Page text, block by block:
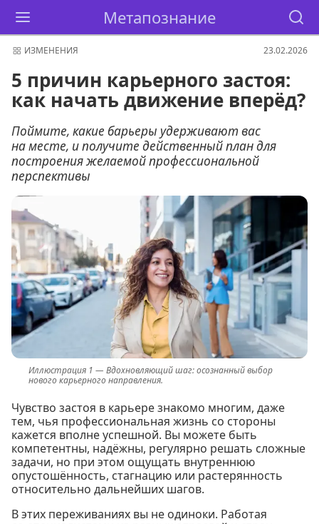
Метапознание
ИЗМЕНЕНИЯ 23.02.2026
5 причин карьерного застоя:
как начать движение вперёд?
Поймите, какие барьеры удерживают вас
на месте, и получите действенный план для
построения желаемой профессиональной
перспективы
Вдохновляющий шаг: осознанный выбор
нового карьерного направления.
Чувство застоя в карьере знакомо многим, даже
тем, чья профессиональная жизнь со стороны
кажется вполне успешной. Вы можете быть
компетентны, надёжны, регулярно решать сложные
задачи, но при этом ощущать внутреннюю
опустошённость, стагнацию или растерянность
относительно дальнейших шагов.
В этих переживаниях вы не одиноки. Работая